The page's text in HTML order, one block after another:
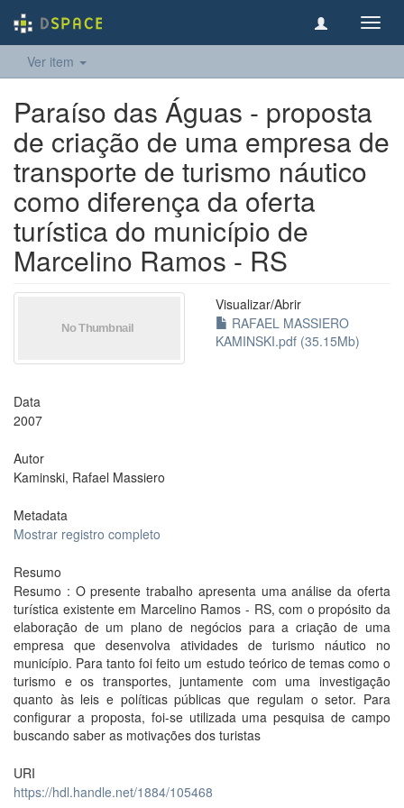
Ver item
Paraíso das Águas - proposta
de criação de uma empresa de
transporte de turismo náutico
como diferença da oferta
turística do município de
Marcelino Ramos - RS
Visualizar/Abrir
RAFAEL MASSIERO
KAMINSKI.pdf (35.15Mb)
Data
2007
Autor
Kaminski, Rafael Massiero
Metadata
Mostrar registro completo
Resumo
Resumo : O presente trabalho apresenta uma análise da oferta
turística existente em Marcelino Ramos - RS, com o propósito da
elaboração de um plano de negócios para a criação de uma
empresa que desenvolva atividades de turismo náutico no
município. Para tanto foi feito um estudo teórico de temas como o
turismo e os transportes, juntamente com uma investigação
quanto às leis e políticas públicas que regulam o setor. Para
configurar a proposta, foi-se utilizada uma pesquisa de campo
buscando saber as motivações dos turistas
URI
https://hdl.handle.net/1884/105468